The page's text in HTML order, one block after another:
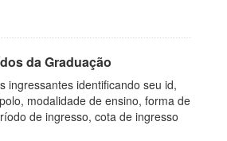
da Graduação
ingressantes identificando seu id,
modalidade de ensino, forma de
de ingresso, cota de ingresso